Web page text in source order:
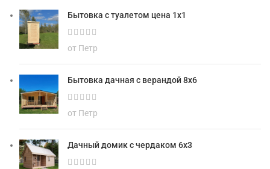
Бытовка с туалетом цена 1х1
от Петр
Бытовка дачная с верандой 8х6
от Петр
Дачный домик с чердаком 6х3